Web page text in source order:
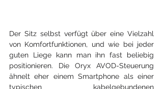
Der Sitz selbst verfügt über eine Vielzahl
von Komfortfunktionen, und wie bei jeder
guten Liege kann man ihn fast beliebig
positionieren. Die Oryx AVOD-Steuerung
ähnelt eher einem Smartphone als einer
typischen kabelgebundenen